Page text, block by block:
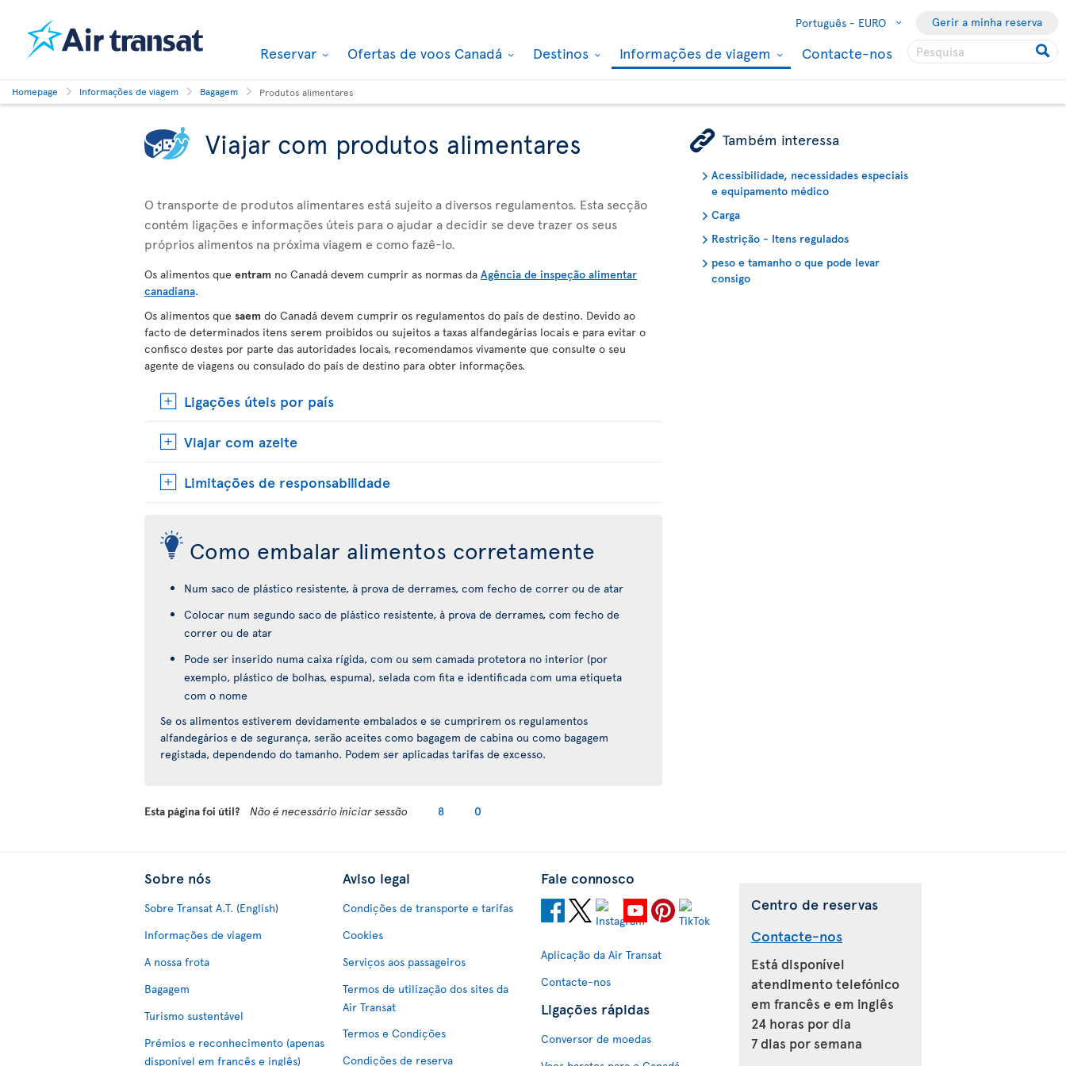
Português - EURO Gerir a minha reserva
Reservar Ofertas de voos Canadá Destinos Informações de viagem Contacte-nos
Homepage Informações de viagem Bagagem Produtos alimentares
Viajar com produtos alimentares
O transporte de produtos alimentares está sujeito a diversos regulamentos. Esta secção
contém ligações e informações úteis para o ajudar a decidir se deve trazer os seus
próprios alimentos na próxima viagem e como fazê-lo.
Os alimentos que entram no Canadá devem cumprir as normas da Agência de inspeção alimentar
canadiana.
Os alimentos que saem do Canadá devem cumprir os regulamentos do país de destino. Devido ao
facto de determinados itens serem proibidos ou sujeitos a taxas alfandegárias locais e para evitar o
confisco destes por parte das autoridades locais, recomendamos vivamente que consulte o seu
agente de viagens ou consulado do país de destino para obter informações.
Ligações úteis por país
Viajar com azeite
Limitações de responsabilidade
Como embalar alimentos corretamente
Num saco de plástico resistente, à prova de derrames, com fecho de correr ou de atar
Colocar num segundo saco de plástico resistente, à prova de derrames, com fecho de
correr ou de atar
Pode ser inserido numa caixa rígida, com ou sem camada protetora no interior (por
exemplo, plástico de bolhas, espuma), selada com fita e identificada com uma etiqueta
com o nome
Se os alimentos estiverem devidamente embalados e se cumprirem os regulamentos
alfandegários e de segurança, serão aceites como bagagem de cabina ou como bagagem
registada, dependendo do tamanho. Podem ser aplicadas tarifas de excesso.
ÿ Também interessa
Acessibilidade, necessidades especiais
e equipamento médico
Carga
Restrição - Itens regulados
peso e tamanho o que pode levar
consigo
Esta página foi útil? Não é necessário iniciar sessão 8 0
Sobre nós
Sobre Transat A.T. (English)
Informações de viagem
A nossa frota
Bagagem
Turismo sustentável
Prémios e reconhecimento (apenas
disponível em francês e inglês)
Aviso legal
Condições de transporte e tarifas
Cookies
Serviços aos passageiros
Termos de utilização dos sites da
Air Transat
Termos e Condições
Condições de reserva
Fale connosco
Aplicação da Air Transat
Contacte-nos
Ligações rápidas
Conversor de moedas
Centro de reservas
Contacte-nos
Está disponível
atendimento telefónico
em francês e em inglês
24 horas por dia
7 dias por semana